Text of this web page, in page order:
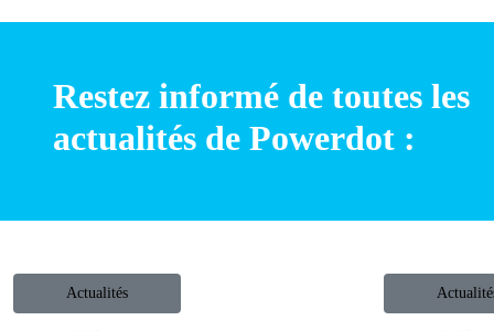
Restez informé de toutes
les actualités de Powerdot :